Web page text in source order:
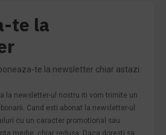
te la
te la newsletter chiar astazi.
la newsletter-ul nostru iti vom trimite un
Cand esti abonat la newsletter-ul
cu un caracter promotional sau
medie, chiar redusa. Daca doresti sa